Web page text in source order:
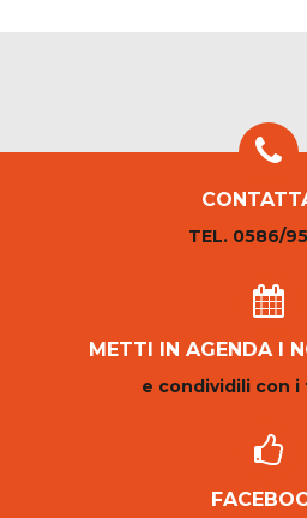
TEL. 0586/
METTI IN AGENDA I
e condividili con i